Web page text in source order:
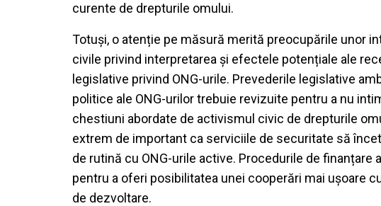
curente de drepturile omului.
Totuși, o atenție pe măsură merită preocupările unor
civile privind interpretarea și efectele potențiale ale
legislative privind ONG-urile. Prevederile legislative
politice ale ONG-urilor trebuie revizuite pentru a nu
chestiuni abordate de activismul civic de drepturile
extrem de important ca serviciile de securitate să
de rutină cu ONG-urile active. Procedurile de finanțare
pentru a oferi posibilitatea unei cooperări mai ușoare
de dezvoltare.